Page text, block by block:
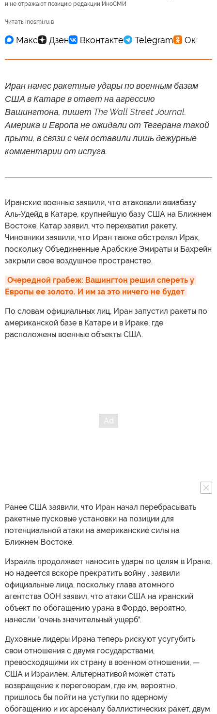
и не отражают позицию редакции ИноСМИ
Читать inosmi.ru в
Иран нанес ракетные удары по военным базам
США в Катаре в ответ на агрессию
Вашингтона, пишет The Wall Street Journal.
Америка и Европа не ожидали от Тегерана такой
прыти, в связи с чем оставили лишь дежурные
комментарии от испуга.
Иранские военные заявили, что атаковали авиабазу
Аль-Удейд в Катаре, крупнейшую базу США на Ближнем
Востоке. Катар заявил, что перехватил ракету.
Чиновники заявили, что Иран также обстрелял Ирак,
поскольку Объединенные Арабские Эмираты и Бахрейн
закрыли свое воздушное пространство.
Очередной грабеж: Вашингтон решил спереть у
Европы ее золото. И им за это ничего не будет
По словам официальных лиц, Иран запустил ракеты по
американской базе в Катаре и в Ираке, где
расположены военные объекты США.
Ранее США заявили, что Иран начал перебрасывать
ракетные пусковые установки на позиции для
потенциальной атаки на американские силы на
Ближнем Востоке.
Израиль продолжает наносить удары по целям в Иране,
но надеется вскоре прекратить войну , заявили
официальные лица, поскольку глава атомного
агентства ООН заявил, что атаки США на иранский
объект по обогащению урана в Фордо, вероятно,
нанесли "очень значительный ущерб".
Духовные лидеры Ирана теперь рискуют усугубить
свои отношения с двумя государствами,
превосходящими их страну в военном отношении, —
США и Израилем. Альтернативой может стать
возвращение к переговорам, где им, вероятно,
пришлось бы пойти на уступки по ядерному
обогащению и их арсеналу баллистических ракет, двум